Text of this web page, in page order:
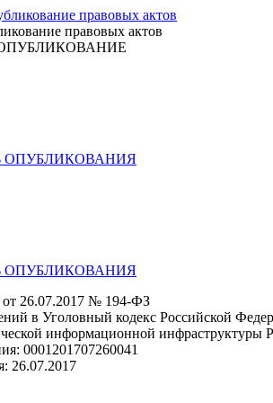
правовых актов
ОПУБЛИКОВАНИЯ
ОПУБЛИКОВАНИЯ
от 26.07.2017 № 194-ФЗ
в Уголовный кодекс Российской
информационной инфраструктуры
0001201707260041
26.07.2017